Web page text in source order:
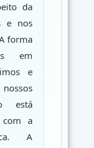
da
e nos
forma
em
e
está
com a
A